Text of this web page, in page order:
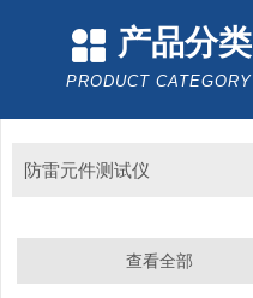
产品分类
PRODUCT CATEGORY
防雷元件测试仪
查看全部